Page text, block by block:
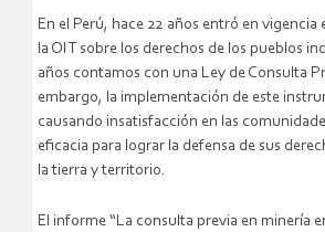
En el Perú, hace 22 años entró en vigencia
la OIT sobre los derechos de los pueblos
años contamos con una Ley de Consulta
embargo, la implementación de este
causando insatisfacción en las
eficacia para lograr la defensa de sus
la tierra y territorio.
El informe “La consulta previa en minería